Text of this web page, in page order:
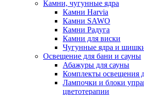
Камни, чугунные ядра
Камни Harvia
Камни SAWO
Камни Радуга
Камни для виски
Чугунные ядра и
Освещение для бани и сауны
Абажуры для сауны
Комплекты освещения
Лампочки и блоки
цветотерапии